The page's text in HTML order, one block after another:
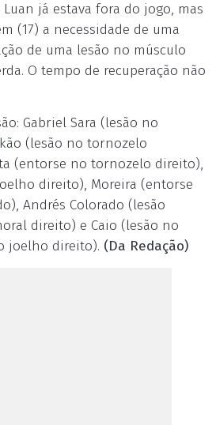
já estava fora do jogo, mas
(17) a necessidade de uma
de uma lesão no músculo
O tempo de recuperação não
Gabriel Sara (lesão no
(lesão no tornozelo
(entorse no tornozelo direito),
direito), Moreira (entorse
Andrés Colorado (lesão
direito) e Caio (lesão no
joelho direito). (Da Redação)